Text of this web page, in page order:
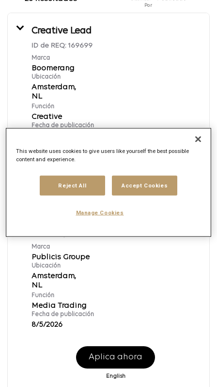
Por
Creative Lead
ID de REQ: 169699
Marca
Boomerang
Ubicación
Amsterdam,
Función
Creative
Fecha de publicación
English
ID de REQ:142878
Marca
Publicis Groupe
Ubicación
Amsterdam,
Función
Media Trading
Fecha de publicación
8/5/2026
Aplica ahora
English
This website uses cookies to give users like yourself the best possible
content and experience.
Reject All Accept Cookies
Manage Cookies